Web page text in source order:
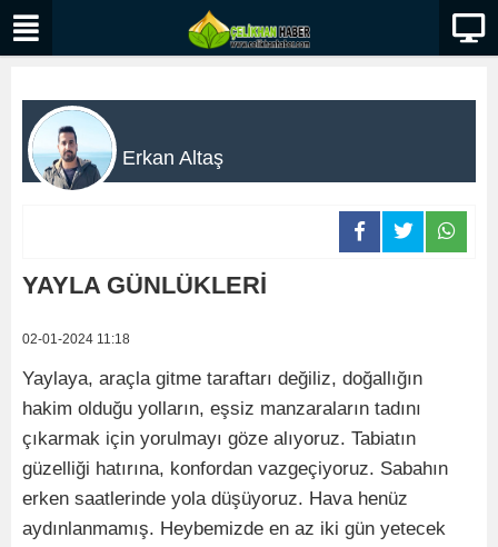
Erkan Altaş
YAYLA GÜNLÜKLERİ
02-01-2024 11:18
Yaylaya, araçla gitme taraftarı değiliz, doğallığın
hakim olduğu yolların, eşsiz manzaraların tadını
çıkarmak için yorulmayı göze alıyoruz. Tabiatın
güzelliği hatırına, konfordan vazgeçiyoruz. Sabahın
erken saatlerinde yola düşüyoruz. Hava henüz
aydınlanmamış. Heybemizde en az iki gün yetecek